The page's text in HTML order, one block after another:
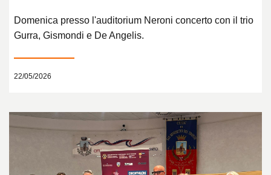
Domenica presso l'auditorium Neroni concerto con il trio
Gurra, Gismondi e De Angelis.
22/05/2026